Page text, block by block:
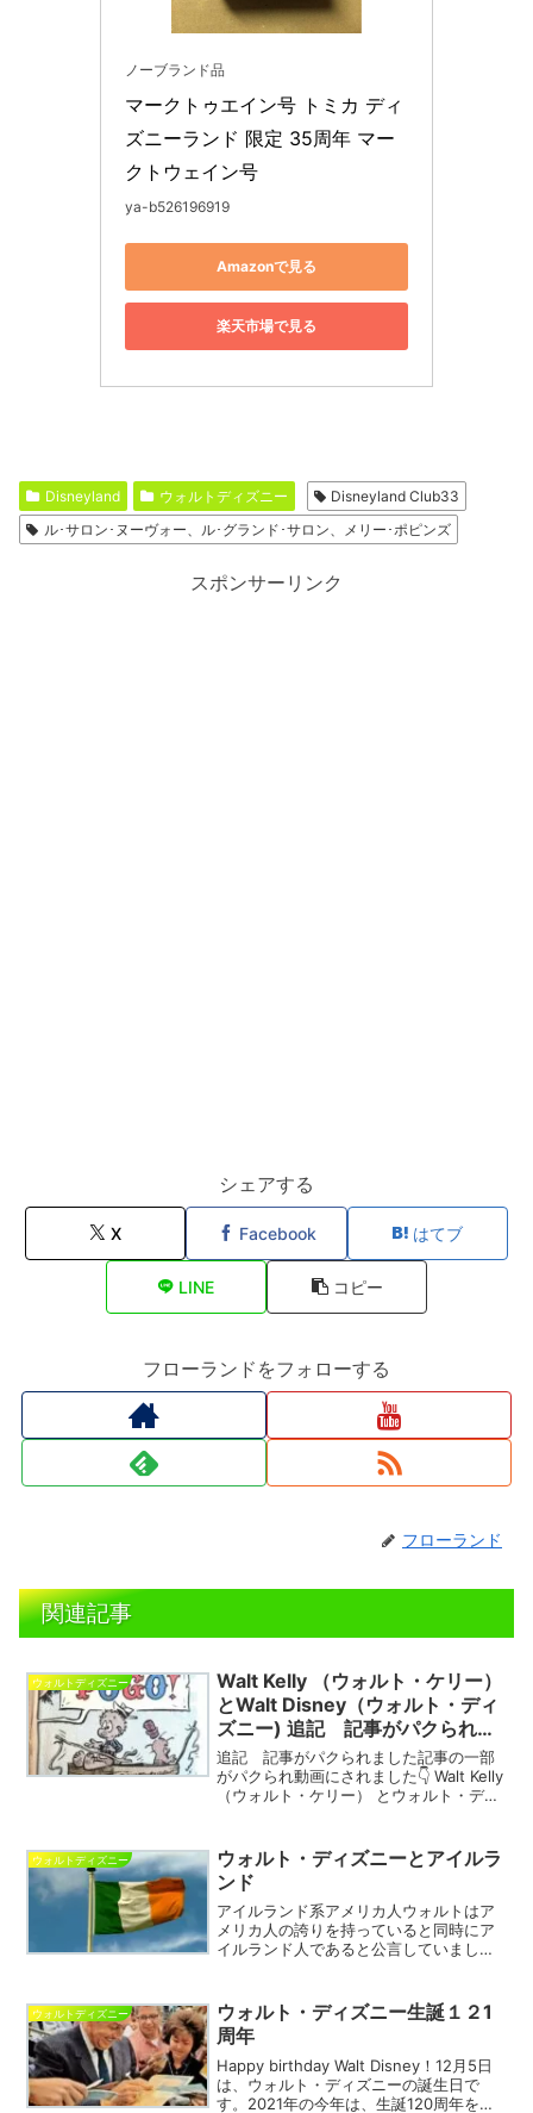
ノーブランド品
マークトゥエイン号 トミカ ディ
ズニーランド 限定 35周年 マー
クトウェイン号
ya-b526196919
Amazonで見る
楽天市場で見る
Disneyland ウォルトディズニー
Disneyland Club33
ル･サロン･ヌーヴォー、ル･グランド･サロン、メリー･ポピンズ
スポンサーリンク
シェアする
X Facebook はてブ
LINE コピー
フローランドをフォローする
フローランド
関連記事
ウォルトディズニー
Walt Kelly （ウォルト・ケリー）
とWalt Disney（ウォルト・ディ
ズニー) 追記 記事がパクられま
した
追記 記事がパクられました記事の一部
がパクられ動画にされました👇 Walt Kelly
（ウォルト・ケリー） とウォルト・ディ
ケリー）について、ウォルト・...
ウォルトディズニー
ウォルト・ディズニーとアイルラ
ンド
アイルランド系アメリカ人ウォルトはア
メリカ人の誇りを持っていると同時にア
イルランド人であると公言していまし
たアイルランドでの暮らしなど。1700年
代の話です👇※2016年...
ウォルトディズニー
ウォルト・ディズニー生誕１２1
周年
Happy birthday Walt Disney！12月5日
は、ウォルト・ディズニーの誕生日で
す。2021年の今年は、生誕120周年を迎